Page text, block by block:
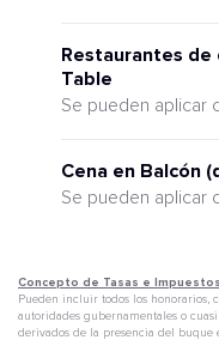
Restaurantes
Table
Se pueden aplicar
Cena en Balcón
Se pueden aplicar
Concepto de Tasas e
Pueden incluir todos los honorarios,
autoridades gubernamentales o
derivados de la presencia del buque